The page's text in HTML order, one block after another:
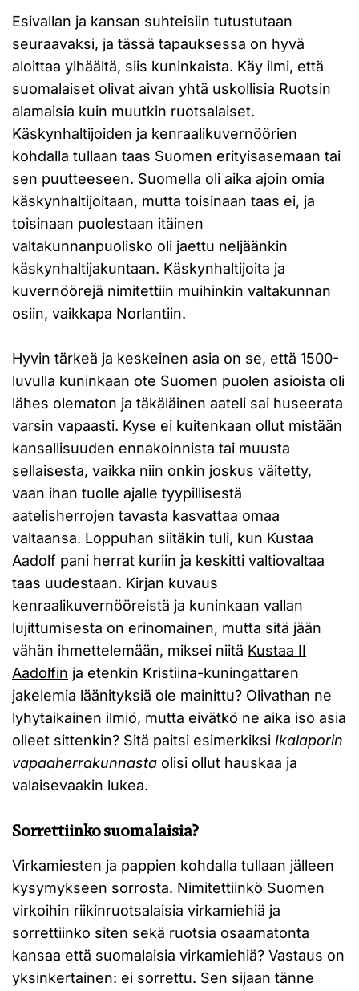
Esivallan ja kansan suhteisiin tutustutaan
seuraavaksi, ja tässä tapauksessa on hyvä
aloittaa ylhäältä, siis kuninkaista. Käy ilmi, että
suomalaiset olivat aivan yhtä uskollisia Ruotsin
alamaisia kuin muutkin ruotsalaiset.
Käskynhaltijoiden ja kenraalikuvernöörien
kohdalla tullaan taas Suomen erityisasemaan tai
sen puutteeseen. Suomella oli aika ajoin omia
käskynhaltijoitaan, mutta toisinaan taas ei, ja
toisinaan puolestaan itäinen
valtakunnanpuolisko oli jaettu neljäänkin
käskynhaltijakuntaan. Käskynhaltijoita ja
kuvernöörejä nimitettiin muihinkin valtakunnan
osiin, vaikkapa Norlantiin.
Hyvin tärkeä ja keskeinen asia on se, että 1500-
luvulla kuninkaan ote Suomen puolen asioista oli
lähes olematon ja täkäläinen aateli sai huseerata
varsin vapaasti. Kyse ei kuitenkaan ollut mistään
kansallisuuden ennakoinnista tai muusta
sellaisesta, vaikka niin onkin joskus väitetty,
vaan ihan tuolle ajalle tyypillisestä
aatelisherrojen tavasta kasvattaa omaa
valtaansa. Loppuhan siitäkin tuli, kun Kustaa
Aadolf pani herrat kuriin ja keskitti valtiovaltaa
taas uudestaan. Kirjan kuvaus
kenraalikuvernööreistä ja kuninkaan vallan
lujittumisesta on erinomainen, mutta sitä jään
vähän ihmettelemään, miksei niitä Kustaa II
Aadolfin ja etenkin Kristiina-kuningattaren
jakelemia läänityksiä ole mainittu? Olivathan ne
lyhytaikainen ilmiö, mutta eivätkö ne aika iso asia
olleet sittenkin? Sitä paitsi esimerkiksi Ikalaporin
vapaaherrakunnasta olisi ollut hauskaa ja
valaisevaakin lukea.
Sorrettiinko suomalaisia?
Virkamiesten ja pappien kohdalla tullaan jälleen
kysymykseen sorrosta. Nimitettiinkö Suomen
virkoihin riikinruotsalaisia virkamiehiä ja
sorrettiinko siten sekä ruotsia osaamatonta
kansaa että suomalaisia virkamiehiä? Vastaus on
yksinkertainen: ei sorrettu. Sen sijaan tänne